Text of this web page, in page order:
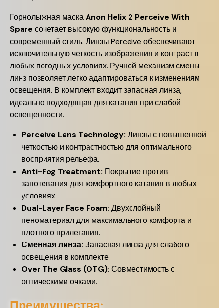
Горнолыжная маскаAnon Helix 2 Perceive With
Spare сочетает высокую функциональность и
современный стиль. Линзы Perceive обеспечивают
исключительную четкость изображения и контраст в
любых погодных условиях. Ручной механизм смены
линз позволяет легко адаптироваться к изменениям
освещения. В комплект входит запасная линза,
идеально подходящая для катания при слабой
освещенности.
Perceive Lens Technology: Линзы с повышенной
четкостью и контрастностью для оптимального
восприятия рельефа.
Anti-Fog Treatment: Покрытие против
запотевания для комфортного катания в любых
условиях.
Dual-Layer Face Foam: Двухслойный
пеноматериал для максимального комфорта и
плотного прилегания.
Сменная линза: Запасная линза для слабого
освещения в комплекте.
Over The Glass (OTG): Совместимость с
оптическими очками.